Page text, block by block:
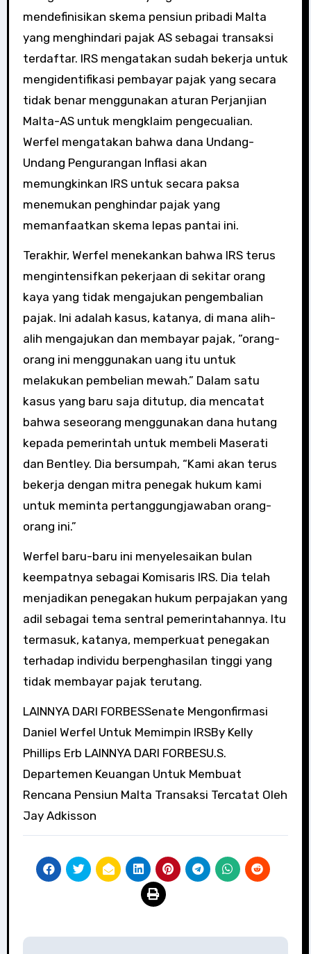
mendefinisikan skema pensiun pribadi Malta
yang menghindari pajak AS sebagai transaksi
terdaftar. IRS mengatakan sudah bekerja untuk
mengidentifikasi pembayar pajak yang secara
tidak benar menggunakan aturan Perjanjian
Malta-AS untuk mengklaim pengecualian.
Werfel mengatakan bahwa dana Undang-
Undang Pengurangan Inflasi akan
memungkinkan IRS untuk secara paksa
menemukan penghindar pajak yang
memanfaatkan skema lepas pantai ini.
Terakhir, Werfel menekankan bahwa IRS terus
mengintensifkan pekerjaan di sekitar orang
kaya yang tidak mengajukan pengembalian
pajak. Ini adalah kasus, katanya, di mana alih-
alih mengajukan dan membayar pajak, “orang-
orang ini menggunakan uang itu untuk
melakukan pembelian mewah.” Dalam satu
kasus yang baru saja ditutup, dia mencatat
bahwa seseorang menggunakan dana hutang
kepada pemerintah untuk membeli Maserati
dan Bentley. Dia bersumpah, “Kami akan terus
bekerja dengan mitra penegak hukum kami
untuk meminta pertanggungjawaban orang-
orang ini.”
Werfel baru-baru ini menyelesaikan bulan
keempatnya sebagai Komisaris IRS. Dia telah
menjadikan penegakan hukum perpajakan yang
adil sebagai tema sentral pemerintahannya. Itu
termasuk, katanya, memperkuat penegakan
terhadap individu berpenghasilan tinggi yang
tidak membayar pajak terutang.
LAINNYA DARI FORBESSenate Mengonfirmasi
Daniel Werfel Untuk Memimpin IRSBy Kelly
Phillips Erb LAINNYA DARI FORBESU.S.
Departemen Keuangan Untuk Membuat
Rencana Pensiun Malta Transaksi Tercatat Oleh
Jay Adkisson